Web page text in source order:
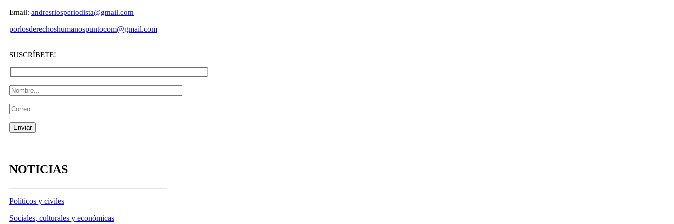
Email: andresriosperiodista@gmail.com
porlosderechoshumanospuntocom@gmail.com
SUSCRÍBETE!
NOTICIAS
Políticos y civiles
Sociales, culturales y económicas